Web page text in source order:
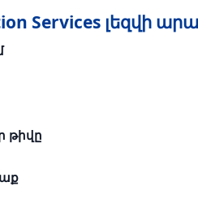
Services լեզվի
թիվը